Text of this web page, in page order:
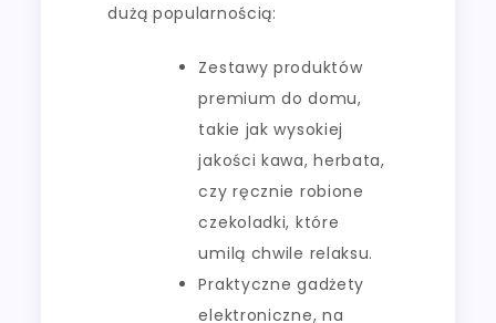
dużą popularnością:
Zestawy produktów
premium do domu,
takie jak wysokiej
jakości kawa, herbata,
czy ręcznie robione
czekoladki, które
umilą chwile relaksu.
Praktyczne gadżety
elektroniczne, na